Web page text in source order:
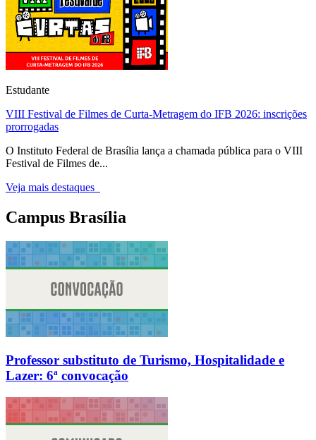
Estudante
VIII Festival de Filmes de Curta-Metragem do IFB 2026: inscrições
prorrogadas
O Instituto Federal de Brasília lança a chamada pública para o VIII
Festival de Filmes de...
Veja mais destaques
Campus Brasília
Professor substituto de Turismo, Hospitalidade e
Lazer: 6ª convocação